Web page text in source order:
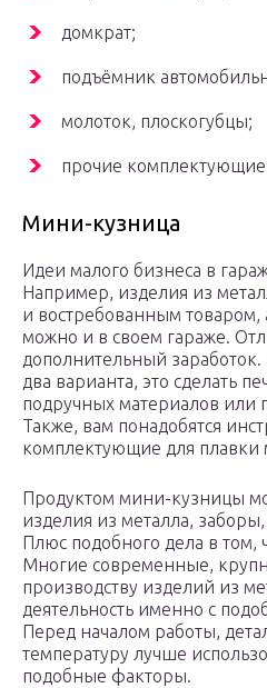
домкрат;
подъёмник
молоток, плоскогубцы;
прочие
Мини-кузница
Идеи малого бизнеса в
Например, изделия из
и востребованным товаром,
можно и в своем гараже.
дополнительный заработок.
два варианта, это сделать
подручных материалов
Также, вам понадобятся
комплектующие для плавки
Продуктом мини-кузницы
изделия из металла,
Плюс подобного дела в том,
Многие современные,
производству изделий из
деятельность именно с
Перед началом работы,
температуру лучше
подобные факторы.